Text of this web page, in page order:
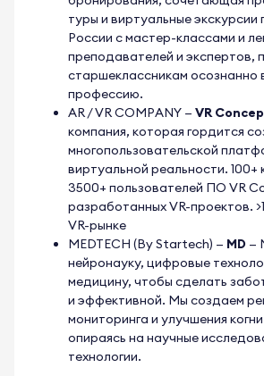
туры и виртуальные
России с мастер-классами и
преподавателей и экспертов,
старшеклассникам
профессию.
AR / VR COMPANY — VR
компания, которая гордится
многопользовательской
виртуальной реальности.
3500+ пользователей ПО VR
разработанных VR-проектов.
VR-рынке
MEDTECH (By Startech) — MD —
нейронауку, цифровые
медицину, чтобы сделать
и эффективной. Мы создаем
мониторинга и улучшения
опираясь на научные
технологии.